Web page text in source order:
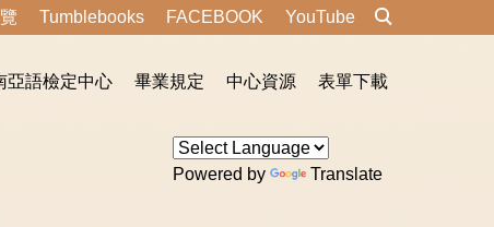
Tumblebooks FACEBOOK YouTube
Powered by Translate
亞語檢定中心 畢業規定 中心資源 表單下載